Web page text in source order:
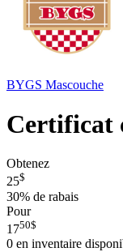
BYGS Mascouche
Certificat
Obtenez
25$
30% de rabais
Pour
1750$
0 en inventaire